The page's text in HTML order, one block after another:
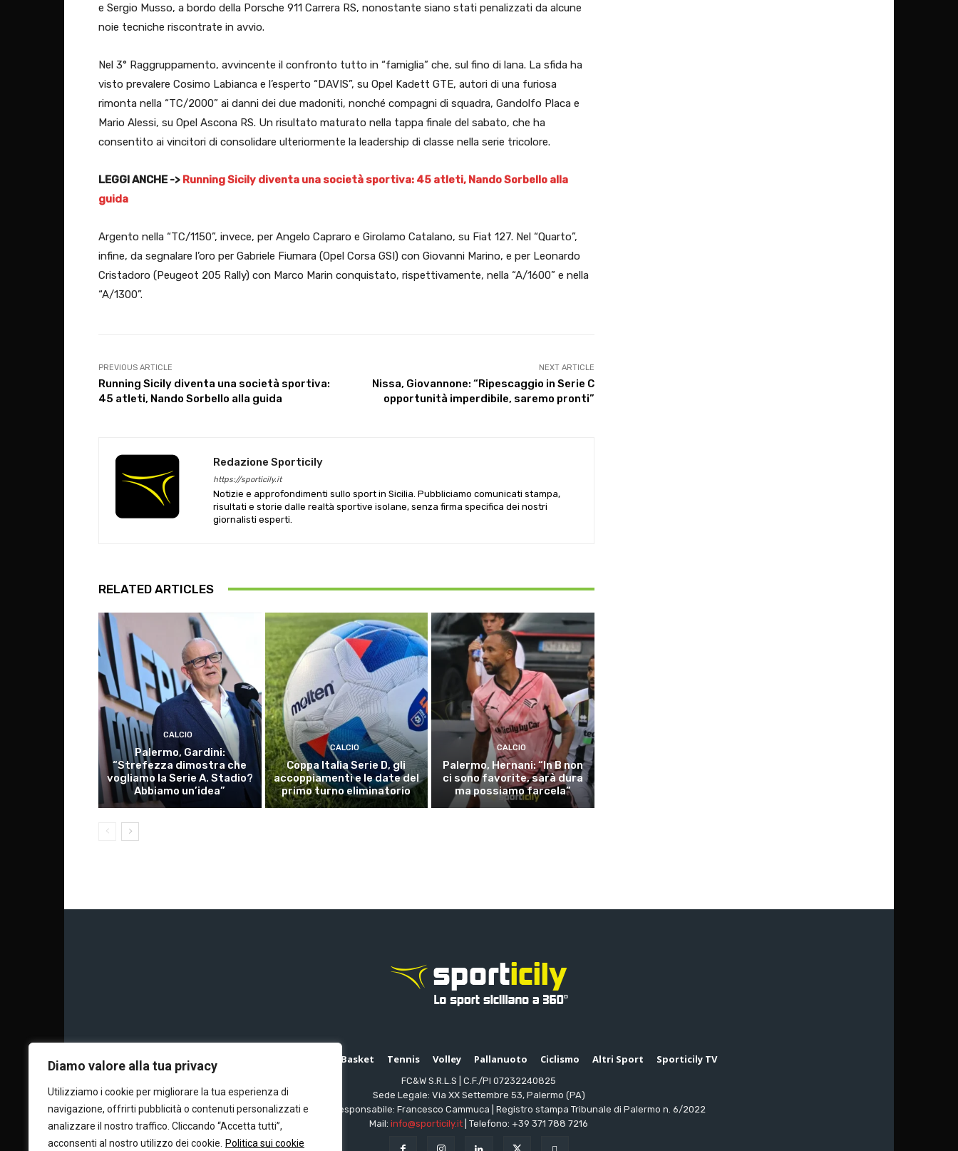
Diamo valore alla tua privacy
Utilizziamo i cookie per migliorare la tua esperienza di
navigazione, offrirti pubblicità o contenuti personalizzati e
analizzare il nostro traffico. Cliccando “Accetta tutti”,
acconsenti al nostro utilizzo dei cookie.
Politica sui cookie
e Sergio Musso, a bordo della Porsche 911 Carrera RS, nonostante siano stati penalizzati da alcune
noie tecniche riscontrate in avvio.
Nel 3° Raggruppamento, avvincente il confronto tutto in “famiglia” che, sul fino di lana. La sfida ha
visto prevalere Cosimo Labianca e l’esperto “DAVIS”, su Opel Kadett GTE, autori di una furiosa
rimonta nella “TC/2000” ai danni dei due madoniti, nonché compagni di squadra, Gandolfo Placa e
Mario Alessi, su Opel Ascona RS. Un risultato maturato nella tappa finale del sabato, che ha
consentito ai vincitori di consolidare ulteriormente la leadership di classe nella serie tricolore.
LEGGI ANCHE -> Running Sicily diventa una società sportiva: 45 atleti, Nando Sorbello alla
guida
Argento nella “TC/1150”, invece, per Angelo Capraro e Girolamo Catalano, su Fiat 127. Nel “Quarto”,
infine, da segnalare l’oro per Gabriele Fiumara (Opel Corsa GSI) con Giovanni Marino, e per Leonardo
Cristadoro (Peugeot 205 Rally) con Marco Marin conquistato, rispettivamente, nella “A/1600” e nella
“A/1300”.
PREVIOUS ARTICLE
Running Sicily diventa una società sportiva:
45 atleti, Nando Sorbello alla guida
NEXT ARTICLE
Nissa, Giovannone: “Ripescaggio in Serie C
opportunità imperdibile, saremo pronti”
Redazione Sporticily
https://sporticily.it
Notizie e approfondimenti sullo sport in Sicilia. Pubbliciamo comunicati stampa,
risultati e storie dalle realtà sportive isolane, senza firma specifica dei nostri
giornalisti esperti.
RELATED ARTICLES
CALCIO
Palermo, Gardini:
“Strefezza dimostra che
vogliamo la Serie A. Stadio?
Abbiamo un’idea”
CALCIO
Coppa Italia Serie D, gli
accoppiamenti e le date del
primo turno eliminatorio
CALCIO
Palermo, Hernani: “In B non
ci sono favorite, sarà dura
ma possiamo farcela”
Basket Tennis Volley Pallanuoto Ciclismo Altri Sport Sporticily TV
FC&W S.R.L.S | C.F./PI 07232240825
Sede Legale: Via XX Settembre 53, Palermo (PA)
Editore e direttore responsabile: Francesco Cammuca | Registro stampa Tribunale di Palermo n. 6/2022
Mail:info@sporticily.it | Telefono:+39 371 788 7216